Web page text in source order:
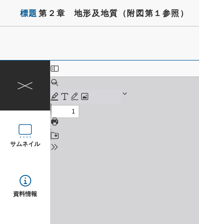
標題 第２章 地形及地質（附図第１参照）
サムネイル
資料情報